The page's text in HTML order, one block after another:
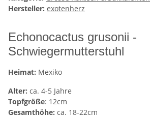
Hersteller: exotenherz
Echonocactus grusonii -
Schwiegermutterstuhl
Heimat: Mexiko
Alter: ca. 4-5 Jahre
Topfgröße: 12cm
Gesamthöhe: ca. 18-22cm